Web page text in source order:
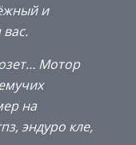
и
Мотор
на
эндуро кле,